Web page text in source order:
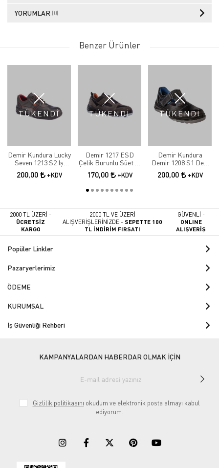
YORUMLAR (0)
Benzer Ürünler
TÜKENDİ
Demir Kundura Lucky
Seven 1213 S2 Iş
Ayakkabısı
200,00 +KDV
TÜKENDİ
Demir 1217 ESD
Çelik Burunlu Süet İş
Ayakkabı
170,00 +KDV
TÜKENDİ
Demir Kundura
Demir 1208 S1 Deri
Çelik Burunlu Delikli
Sandalet Model Iş
200,00 +KDV
2000 TL ÜZERİ -
ÜCRETSİZ
KARGO
2000 TL VE ÜZERİ
ALIŞVERİŞLERİNİZDE -SEPETTE 100
TL İNDİRİM FIRSATI
GÜVENLİ -
ONLINE
ALIŞVERİŞ
Popüler Linkler
Pazaryerlerimiz
ÖDEME
KURUMSAL
İş Güvenliği Rehberi
KAMPANYALARDAN HABERDAR OLMAK İÇİN
Gizlilik politikasını okudum ve elektronik posta almayı kabul
ediyorum.